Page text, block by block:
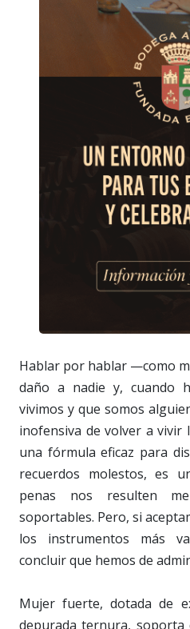
Hablar por hablar —como
daño a nadie y, cuando
vivimos y que somos
inofensiva de volver a vivir
una fórmula eficaz para
recuerdos molestos, es
penas nos resulten
soportables. Pero, si
los instrumentos más
concluir que hemos de
Mujer fuerte, dotada de
depurada ternura, soporta